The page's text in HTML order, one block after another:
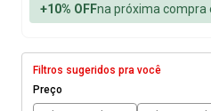
+10% OFFna próxima compra
Filtros sugeridos pra você
Preço